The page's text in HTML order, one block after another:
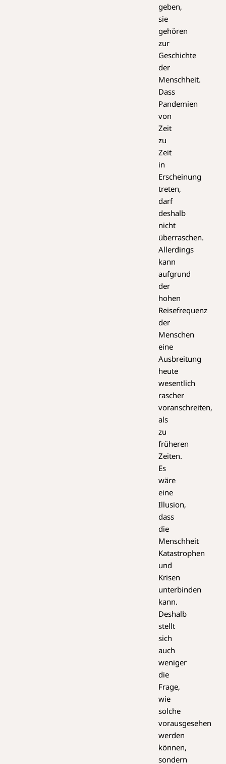
geben,
sie
gehören
zur
Geschichte
der
Menschheit.
Dass
Pandemien
von
Zeit
zu
Zeit
in
Erscheinung
treten,
darf
deshalb
nicht
überraschen.
Allerdings
kann
aufgrund
der
hohen
Reisefrequenz
der
Menschen
eine
Ausbreitung
heute
wesentlich
rascher
voranschreiten,
als
zu
früheren
Zeiten.
Es
wäre
eine
Illusion,
dass
die
Menschheit
Katastrophen
und
Krisen
unterbinden
kann.
Deshalb
stellt
sich
auch
weniger
die
Frage,
wie
solche
vorausgesehen
werden
können,
sondern